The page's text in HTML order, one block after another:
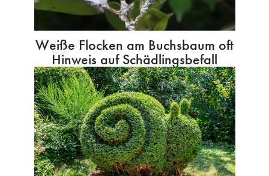
Weiße Flocken am Buchsbaum oft
Hinweis auf Schädlingsbefall